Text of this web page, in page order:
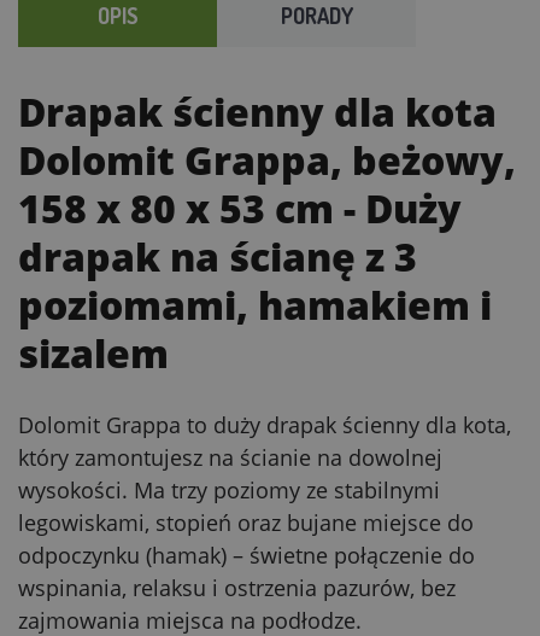
OPIS PORADY
Drapak ścienny dla kota
Dolomit Grappa, beżowy,
158 x 80 x 53 cm - Duży
drapak na ścianę z 3
poziomami, hamakiem i
sizalem
Dolomit Grappa to duży drapak ścienny dla kota,
który zamontujesz na ścianie na dowolnej
wysokości. Ma trzy poziomy ze stabilnymi
legowiskami, stopień oraz bujane miejsce do
odpoczynku (hamak) – świetne połączenie do
wspinania, relaksu i ostrzenia pazurów, bez
zajmowania miejsca na podłodze.